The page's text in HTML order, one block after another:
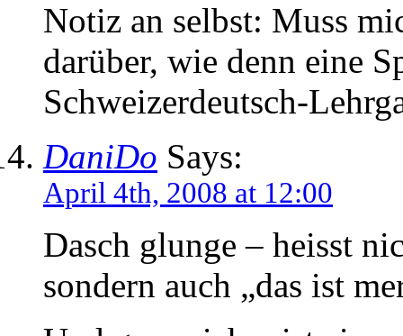
Notiz an selbst: Muss
darüber, wie denn eine
Schweizerdeutsch-
DaniDo Says:
April 4th, 2008 at 12:00
Dasch glunge – heisst
sondern auch „das ist